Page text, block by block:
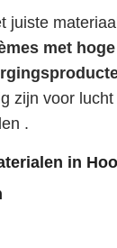
juiste
met
zijn voor lucht
.
in